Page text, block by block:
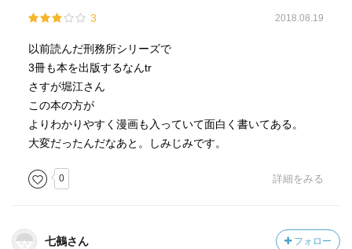
3 2018.08.19
以前読んだ刑務所シリーズで
3冊も本を出版するなんtr
さすが堀江さん
この本の方が
よりわかりやすく漫画も入っていて面白く書いてある。
大変だったんだなあと。しみじみです。
0 詳細をみる
七鵺さん フォロー